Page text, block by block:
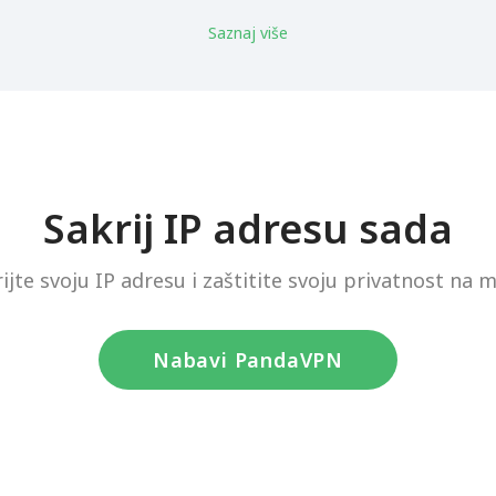
Saznaj više
Sakrij IP adresu sada
svoju IP adresu i zaštitite svoju privatnost na
Nabavi PandaVPN